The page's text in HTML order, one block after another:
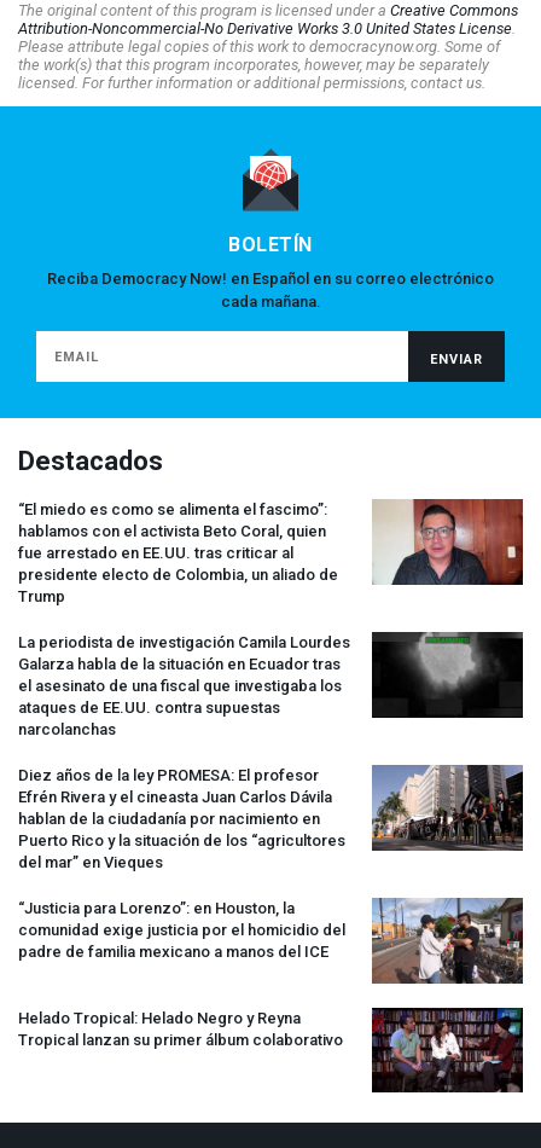
The original content of this program is licensed under a Creative Commons
Attribution-Noncommercial-No Derivative Works 3.0 United States License.
Please attribute legal copies of this work to democracynow.org. Some of
the work(s) that this program incorporates, however, may be separately
licensed. For further information or additional permissions, contact us.
BOLETÍN
Reciba Democracy Now! en Español en su correo electrónico
cada mañana.
Destacados
“El miedo es como se alimenta el fascimo”:
hablamos con el activista Beto Coral, quien
fue arrestado en EE.UU. tras criticar al
presidente electo de Colombia, un aliado de
Trump
La periodista de investigación Camila Lourdes
Galarza habla de la situación en Ecuador tras
el asesinato de una fiscal que investigaba los
ataques de EE.UU. contra supuestas
narcolanchas
Diez años de la ley PROMESA: El profesor
Efrén Rivera y el cineasta Juan Carlos Dávila
hablan de la ciudadanía por nacimiento en
Puerto Rico y la situación de los “agricultores
del mar” en Vieques
“Justicia para Lorenzo”: en Houston, la
comunidad exige justicia por el homicidio del
padre de familia mexicano a manos del ICE
Helado Tropical: Helado Negro y Reyna
Tropical lanzan su primer álbum colaborativo